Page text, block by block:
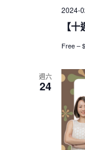
【
2024-
Free –
週六
24